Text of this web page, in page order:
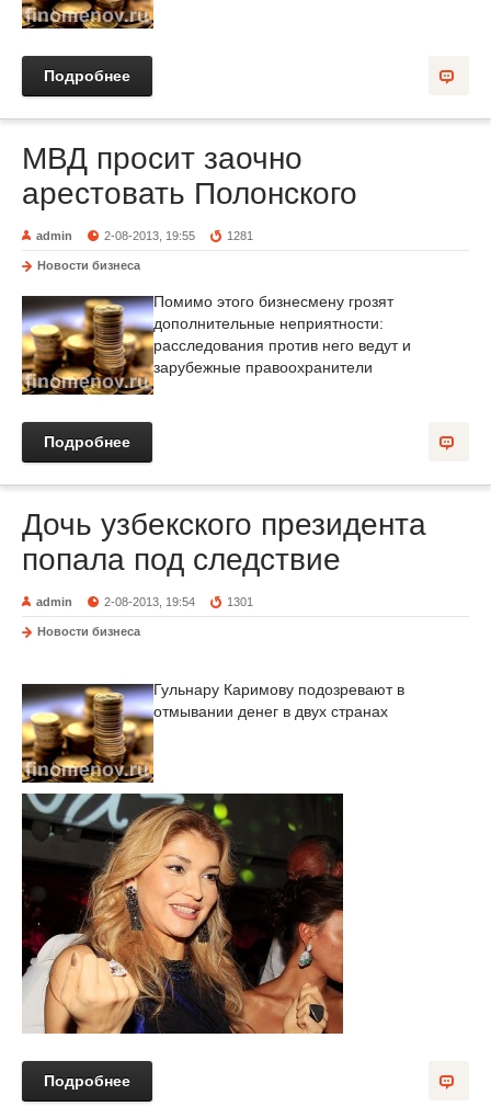
Подробнее
МВД просит заочно
арестовать Полонского
admin 2-08-2013, 19:55 1281
Новости бизнеса
Помимо этого бизнесмену грозят
дополнительные неприятности:
расследования против него ведут и
зарубежные правоохранители
Подробнее
Дочь узбекского президента
попала под следствие
admin 2-08-2013, 19:54 1301
Новости бизнеса
Гульнару Каримову подозревают в
отмывании денег в двух странах
Подробнее